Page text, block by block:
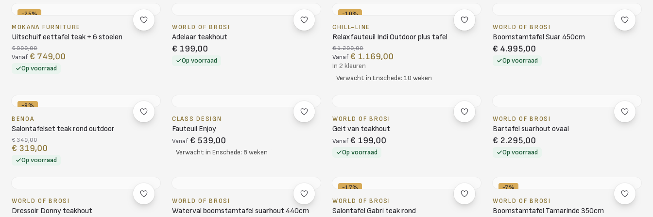
-25%
MOKANA FURNITURE
Uitschuif eettafel teak + 6 stoelen
€ 999,00
Vanaf € 749,00
Op voorraad
WORLD OF BROSI
Adelaar teakhout
€ 199,00
Op voorraad
-10%
CHILL-LINE
Relaxfauteuil Indi Outdoor plus tafel
€ 1.299,00
Vanaf € 1.169,00
In 2 kleuren
Verwacht in Enschede: 10 weken
WORLD OF BROSI
Boomstamtafel Suar 450cm
€ 4.995,00
Op voorraad
-9%
BENOA
Salontafelset teak rond outdoor
€ 349,00
€ 319,00
Op voorraad
CLASS DESIGN
Fauteuil Enjoy
Vanaf € 539,00
Verwacht in Enschede: 8 weken
WORLD OF BROSI
Geit van teakhout
Vanaf € 199,00
Op voorraad
WORLD OF BROSI
Bartafel suarhout ovaal
€ 2.295,00
Op voorraad
WORLD OF BROSI
Dressoir Donny teakhout
WORLD OF BROSI
Waterval boomstamtafel suarhout 440cm
-17%
WORLD OF BROSI
Salontafel Gabri teak rond
-7%
WORLD OF BROSI
Boomstamtafel Tamarinde 350cm